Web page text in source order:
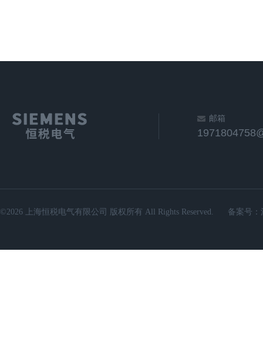
邮箱
©2026 上海恒税电气有限公司 版权所有 All Rights Reserved. 备案号：